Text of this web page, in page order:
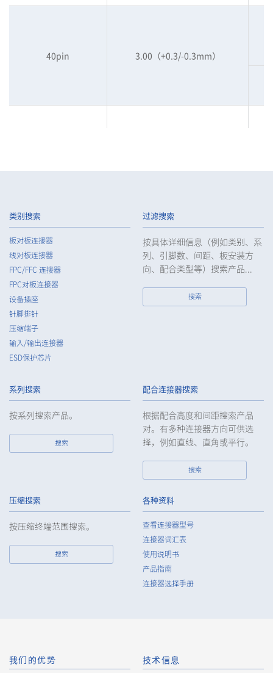
40pin 3.00（+0.3/-0.3mm）
类别搜索
板对板连接器
线对板连接器
FPC/FFC 连接器
FPC对板连接器
设备插座
针脚排针
压缩端子
输入/输出连接器
ESD保护芯片
过滤搜索
按具体详细信息（例如类别、系
列、引脚数、间距、板安装方
向、配合类型等）搜索产品...
搜索
系列搜索
按系列搜索产品。
搜索
配合连接器搜索
根据配合高度和间距搜索产品
对。有多种连接器方向可供选
择，例如直线、直角或平行。
搜索
压缩搜索
按压缩终端范围搜索。
搜索
各种资料
查看连接器型号
连接器词汇表
使用说明书
产品指南
连接器选择手册
我们的优势 技术信息